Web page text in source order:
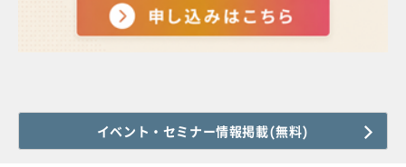
イベント・セミナー情報掲載(無料)